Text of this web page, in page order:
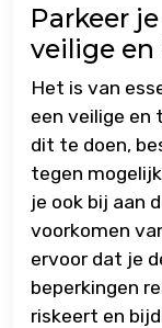
Parkeer
veilige en
Het is van
een veilige en
dit te doen,
tegen
je ook bij aan
voorkomen
ervoor dat je
beperkingen
riskeert en